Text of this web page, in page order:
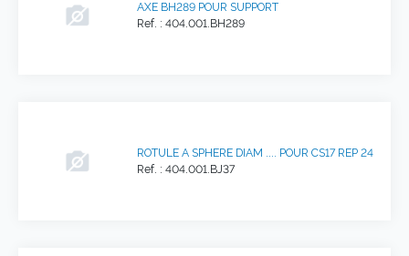
AXE BH289 POUR SUPPORT
Ref. : 404.001.BH289
ROTULE A SPHERE DIAM .... POUR CS17 REP 24
Ref. : 404.001.BJ37